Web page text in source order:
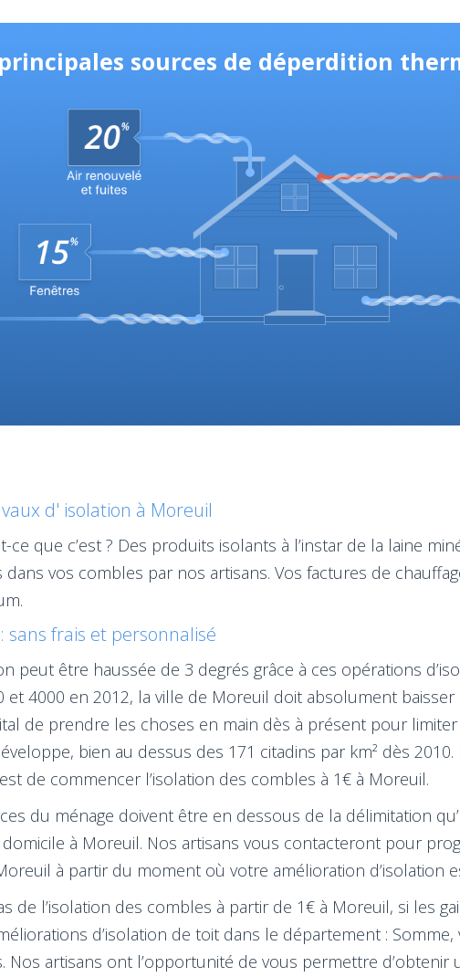
sources de déperdition
d' isolation à Moreuil
ce que c’est ? Des produits isolants à l’instar de la laine
vos combles par nos artisans. Vos factures de
sans frais et personnalisé
peut être haussée de 3 degrés grâce à ces opérations
et 4000 en 2012, la ville de Moreuil doit absolument
de prendre les choses en main dès à présent pour
bien au dessus des 171 citadins par km² dès
de commencer l’isolation des combles à 1€ à Moreuil.
du ménage doivent être en dessous de la délimitation
à Moreuil. Nos artisans vous contacteront pour
à partir du moment où votre amélioration d’isolation
de l’isolation des combles à partir de 1€ à Moreuil, si les
d’isolation de toit dans le département :
Nos artisans ont l’opportunité de vous permettre